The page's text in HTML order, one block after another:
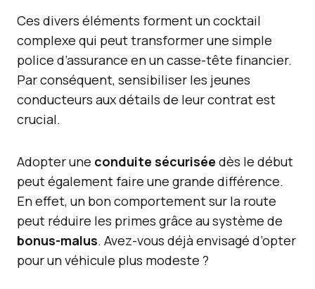
Ces divers éléments forment un cocktail
complexe qui peut transformer une simple
police d’assurance en un casse-tête financier.
Par conséquent, sensibiliser les jeunes
conducteurs aux détails de leur contrat est
crucial.
Adopter une conduite sécurisée dès le début
peut également faire une grande différence.
En effet, un bon comportement sur la route
peut réduire les primes grâce au système de
bonus-malus. Avez-vous déjà envisagé d’opter
pour un véhicule plus modeste ?